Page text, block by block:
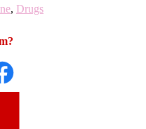
, Drugs